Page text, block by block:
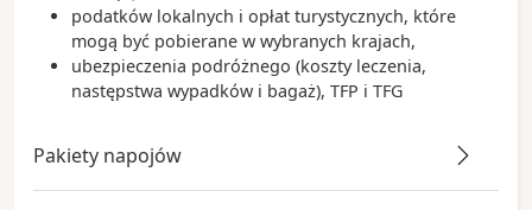
podatków lokalnych i opłat turystycznych, które
mogą być pobierane w wybranych krajach,
ubezpieczenia podróżnego (koszty leczenia,
następstwa wypadków i bagaż), TFP i TFG
Pakiety napojów